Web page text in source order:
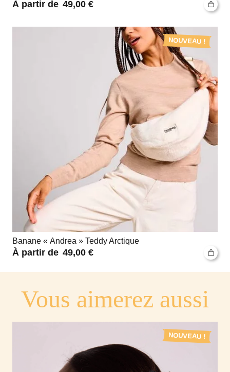
49,00 €
NOUVEAU !
Banane « Andrea » Teddy Arctique
49,00 €
Vous aimerez aussi
NOUVEAU !